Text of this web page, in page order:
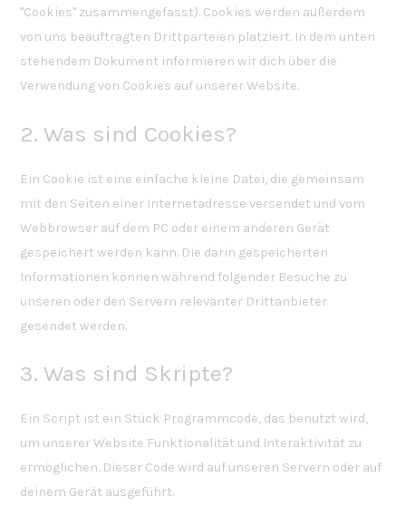
"Cookies" zusammengefasst). Cookies werden außerdem
von uns beauftragten Drittparteien platziert. In dem unten
stehendem Dokument informieren wir dich über die
Verwendung von Cookies auf unserer Website.
2. Was sind Cookies?
Ein Cookie ist eine einfache kleine Datei, die gemeinsam
mit den Seiten einer Internetadresse versendet und vom
Webbrowser auf dem PC oder einem anderen Gerät
gespeichert werden kann. Die darin gespeicherten
Informationen können während folgender Besuche zu
unseren oder den Servern relevanter Drittanbieter
gesendet werden.
3. Was sind Skripte?
Ein Script ist ein Stück Programmcode, das benutzt wird,
um unserer Website Funktionalität und Interaktivität zu
ermöglichen. Dieser Code wird auf unseren Servern oder auf
deinem Gerät ausgeführt.